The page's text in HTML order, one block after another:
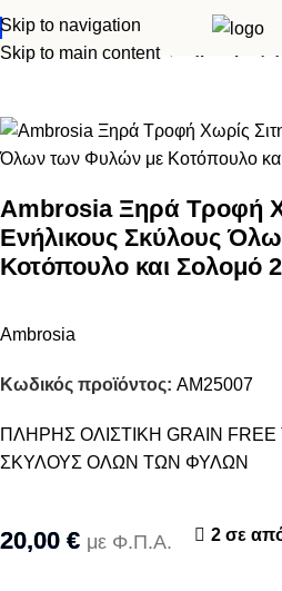
Skip to navigation
Skip to main content
Αρχική σελίδα Σκύλος
Ambrosia Ξηρά Τροφή
Ενήλικους Σκύλους
Κοτόπουλο και Σολομό
Ambrosia
Κωδικός προϊόντος: AM25007
ΠΛΗΡΗΣ ΟΛΙΣΤΙΚΗ GRAIN
ΣΚΥΛΟΥΣ ΟΛΩΝ ΤΩΝ ΦΥΛΩΝ
20,00 € με Φ.Π.Α. 2 σε